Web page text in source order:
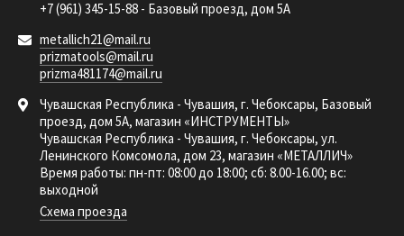
+7 (961) 345-15-88 - Базовый проезд, дом 5А
metallich21@mail.ru
prizmatools@mail.ru
prizma481174@mail.ru
Чувашская Республика - Чувашия, г. Чебоксары, Базовый
проезд, дом 5А, магазин «ИНСТРУМЕНТЫ»
Чувашская Республика - Чувашия, г. Чебоксары, ул.
Ленинского Комсомола, дом 23, магазин «МЕТАЛЛИЧ»
Время работы: пн-пт: 08:00 до 18:00; сб: 8.00-16.00; вс:
выходной
Схема проезда